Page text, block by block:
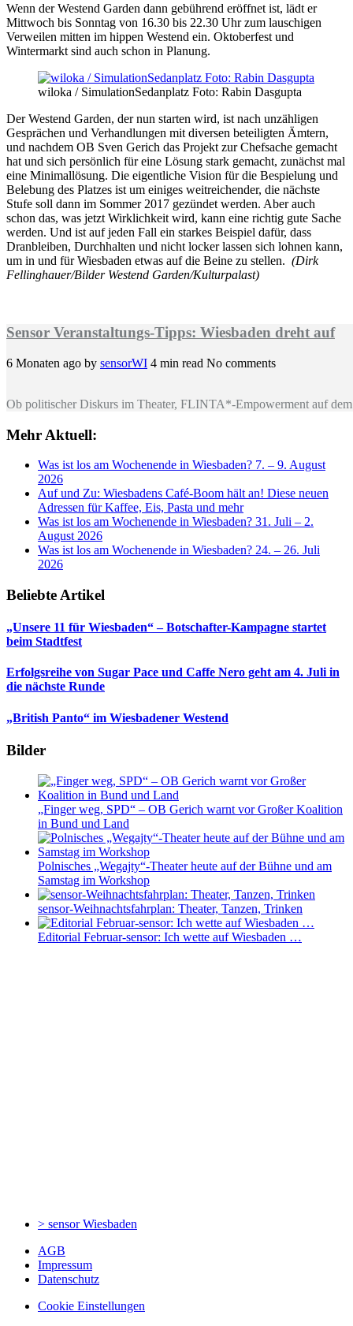
Wenn der Westend Garden dann gebührend eröffnet ist, lädt er
Mittwoch bis Sonntag von 16.30 bis 22.30 Uhr zum lauschigen
Verweilen mitten im hippen Westend ein. Oktoberfest und
Wintermarkt sind auch schon in Planung.
wiloka / SimulationSedanplatz Foto: Rabin Dasgupta
Der Westend Garden, der nun starten wird, ist nach unzähligen
Gesprächen und Verhandlungen mit diversen beteiligten Ämtern,
und nachdem OB Sven Gerich das Projekt zur Chefsache gemacht
hat und sich persönlich für eine Lösung stark gemacht, zunächst mal
eine Minimallösung. Die eigentliche Vision für die Bespielung und
Belebung des Platzes ist um einiges weitreichender, die nächste
Stufe soll dann im Sommer 2017 gezündet werden. Aber auch
schon das, was jetzt Wirklichkeit wird, kann eine richtig gute Sache
werden. Und ist auf jeden Fall ein starkes Beispiel dafür, dass
Dranbleiben, Durchhalten und nicht locker lassen sich lohnen kann,
um in und für Wiesbaden etwas auf die Beine zu stellen. (Dirk
Fellinghauer/Bilder Westend Garden/Kulturpalast)
Sensor Veranstaltungs-Tipps: Wiesbaden dreht auf
6 Monaten ago by sensorWI 4 min read No comments
Ob politischer Diskurs im Theater, FLINTA*-Empowerment auf
Mehr Aktuell:
Was ist los am Wochenende in Wiesbaden? 7. – 9. August
2026
Auf und Zu: Wiesbadens Café-Boom hält an! Diese neuen
Adressen für Kaffee, Eis, Pasta und mehr
Was ist los am Wochenende in Wiesbaden? 31. Juli – 2.
August 2026
Was ist los am Wochenende in Wiesbaden? 24. – 26. Juli
2026
Beliebte Artikel
„Unsere 11 für Wiesbaden“ – Botschafter-Kampagne startet
beim Stadtfest
Erfolgsreihe von Sugar Pace und Caffe Nero geht am 4. Juli in
die nächste Runde
„British Panto“ im Wiesbadener Westend
Bilder
„Finger weg, SPD“ – OB Gerich warnt vor Großer Koalition
in Bund und Land
Polnisches „Wegajty“-Theater heute auf der Bühne und am
Samstag im Workshop
sensor-Weihnachtsfahrplan: Theater, Tanzen, Trinken
Editorial Februar-sensor: Ich wette auf Wiesbaden …
> sensorWiesbaden
AGB
Impressum
Datenschutz
Cookie Einstellungen